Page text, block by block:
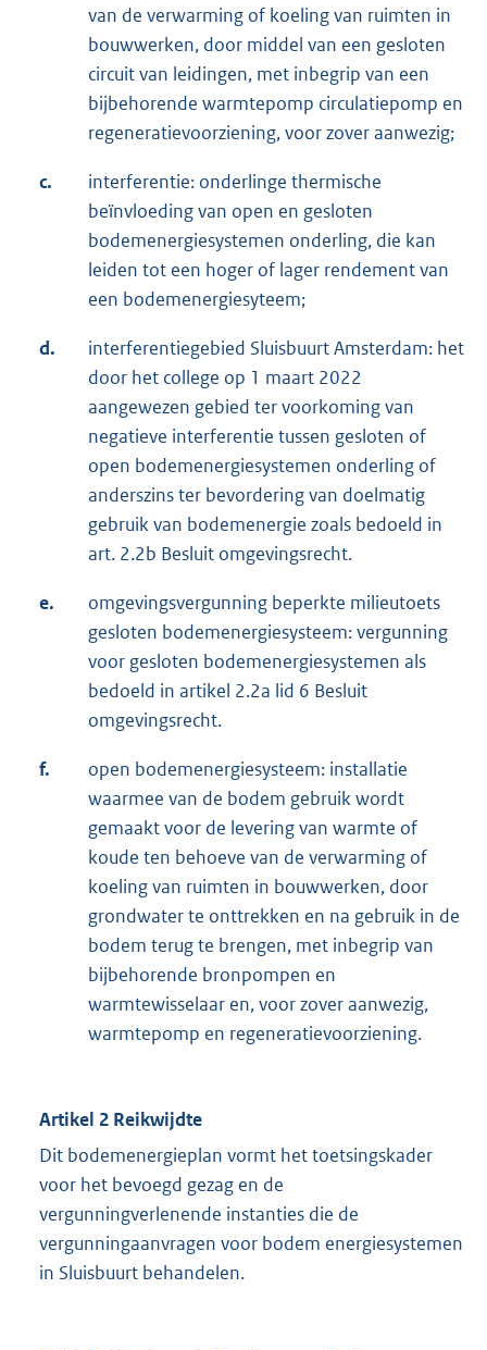
van de verwarming of koeling van ruimten in
bouwwerken, door middel van een gesloten
circuit van leidingen, met inbegrip van een
bijbehorende warmtepomp circulatiepomp en
regeneratievoorziening, voor zover aanwezig;
c.
interferentie: onderlinge thermische
beïnvloeding van open en gesloten
bodemenergiesystemen onderling, die kan
leiden tot een hoger of lager rendement van
een bodemenergiesyteem;
d.
interferentiegebied Sluisbuurt Amsterdam: het
door het college op 1 maart 2022
aangewezen gebied ter voorkoming van
negatieve interferentie tussen gesloten of
open bodemenergiesystemen onderling of
anderszins ter bevordering van doelmatig
gebruik van bodemenergie zoals bedoeld in
art. 2.2b Besluit omgevingsrecht.
e.
omgevingsvergunning beperkte milieutoets
gesloten bodemenergiesysteem: vergunning
voor gesloten bodemenergiesystemen als
bedoeld in artikel 2.2a lid 6 Besluit
omgevingsrecht.
f.
open bodemenergiesysteem: installatie
waarmee van de bodem gebruik wordt
gemaakt voor de levering van warmte of
koude ten behoeve van de verwarming of
koeling van ruimten in bouwwerken, door
grondwater te onttrekken en na gebruik in de
bodem terug te brengen, met inbegrip van
bijbehorende bronpompen en
warmtewisselaar en, voor zover aanwezig,
warmtepomp en regeneratievoorziening.
Artikel 2 Reikwijdte
Dit bodemenergieplan vormt het toetsingskader
voor het bevoegd gezag en de
vergunningverlenende instanties die de
vergunningaanvragen voor bodem energiesystemen
in Sluisbuurt behandelen.